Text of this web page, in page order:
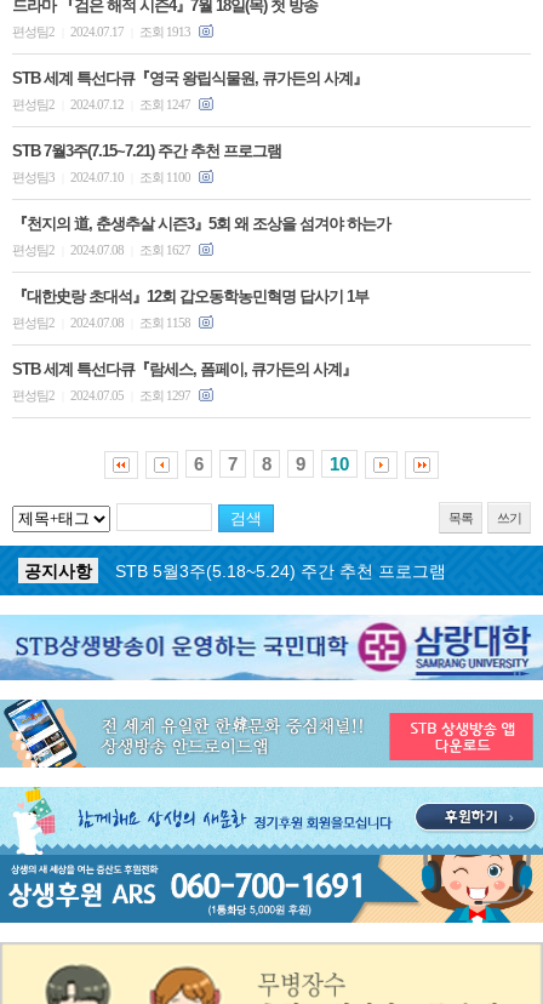
드라마 『검은 해적 시즌4』7월 18일(목) 첫 방송
편성팀2 2024.07.17 조회 1913
STB 세계 특선다큐『영국 왕립식물원, 큐가든의 사계』
편성팀2 2024.07.12 조회 1247
STB 7월3주(7.15~7.21) 주간 추천 프로그램
편성팀3 2024.07.10 조회 1100
『천지의 道, 춘생추살 시즌3』5회 왜 조상을 섬겨야 하는가
편성팀2 2024.07.08 조회 1627
『대한史랑 초대석』12회 갑오동학농민혁명 답사기 1부
편성팀2 2024.07.08 조회 1158
STB 세계 특선다큐『람세스, 폼페이, 큐가든의 사계』
편성팀2 2024.07.05 조회 1297
6 7 8 9 10
목록 쓰기
공지사항 ON AIR 서비스 장애 복구 안내
공지사항
STB 5월4주(5.25~5.31) 주간 추천 프로그램
공지사항
STB 5월3주(5.18~5.24) 주간 추천 프로그램
공지사항
STB 4월마지막주(4.27~5.3) 주간 추천 프로그램
STB 4월4주(4.20~4.26) 주간 추천 프로그램
공지사항
STB 4월2주(4.6~4.12) 주간 추천 프로그램
공지사항
STB 4월1주(3.30~4.5) 주간 추천 프로그램
공지사항
STB 3월4주(3.23~3.29) 주간 추천 프로그램